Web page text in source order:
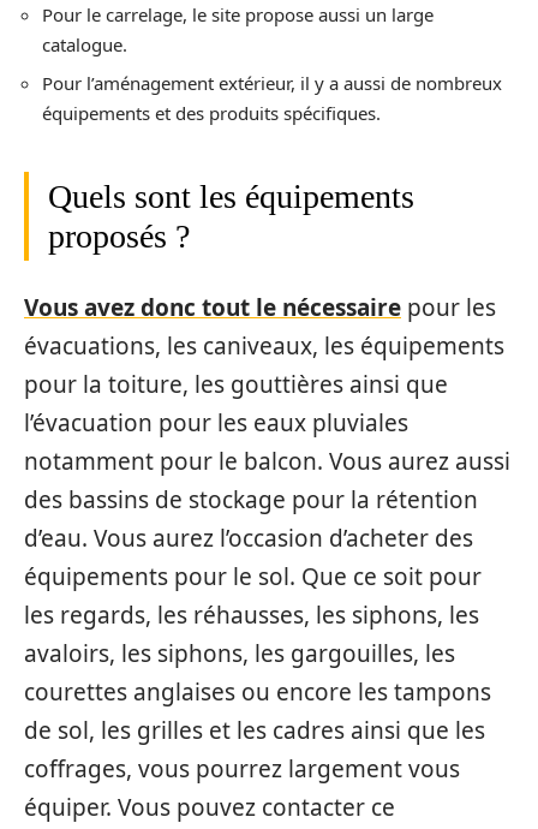
Pour le carrelage, le site propose aussi un large
catalogue.
Pour l’aménagement extérieur, il y a aussi de nombreux
équipements et des produits spécifiques.
Quels sont les équipements
proposés ?
Vous avez donc tout le nécessaire pour les
évacuations, les caniveaux, les équipements
pour la toiture, les gouttières ainsi que
l’évacuation pour les eaux pluviales
notamment pour le balcon. Vous aurez aussi
des bassins de stockage pour la rétention
d’eau. Vous aurez l’occasion d’acheter des
équipements pour le sol. Que ce soit pour
les regards, les réhausses, les siphons, les
avaloirs, les siphons, les gargouilles, les
courettes anglaises ou encore les tampons
de sol, les grilles et les cadres ainsi que les
coffrages, vous pourrez largement vous
équiper. Vous pouvez contacter ce